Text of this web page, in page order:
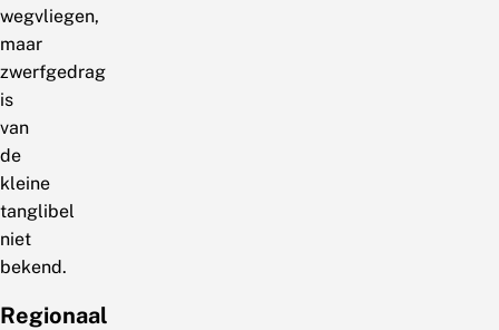
wegvliegen,
maar
zwerfgedrag
is
van
de
kleine
tanglibel
niet
bekend.
Regionaal